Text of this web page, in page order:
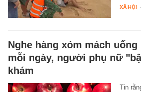
XÃ HỘI
Nghe hàng xóm mách
mỗi ngày, người phụ nữ
khám
Tin